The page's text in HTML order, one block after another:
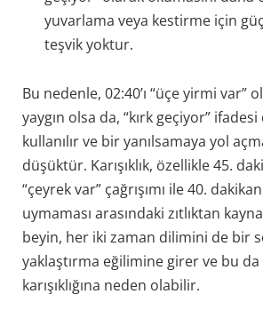
yuvarlama veya kestirme için
teşvik yoktur.
Bu nedenle, 02:40’ı “üçe yirmi var”
yaygın olsa da, “kırk geçiyor”
kullanılır ve bir yanılsamaya yol
düşüktür. Karışıklık, özellikle 45.
“çeyrek var” çağrışımı ile 40.
uymaması arasındaki zıtlıktan
beyin, her iki zaman dilimini de bir
yaklaştırma eğilimine girer ve bu da
karışıklığına neden olabilir.